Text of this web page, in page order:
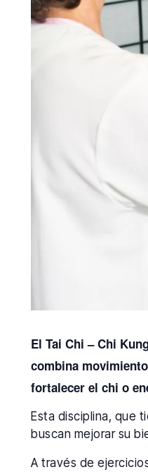
El Tai Chi – Chi
combina
fortalecer el chi o
Esta disciplina, que
buscan mejorar su
A través de